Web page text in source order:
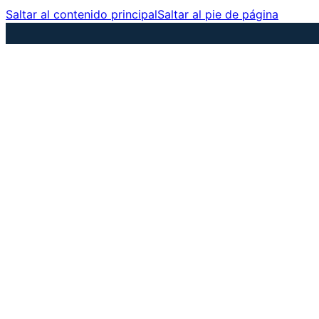
Saltar al contenido principalSaltar al pie de página